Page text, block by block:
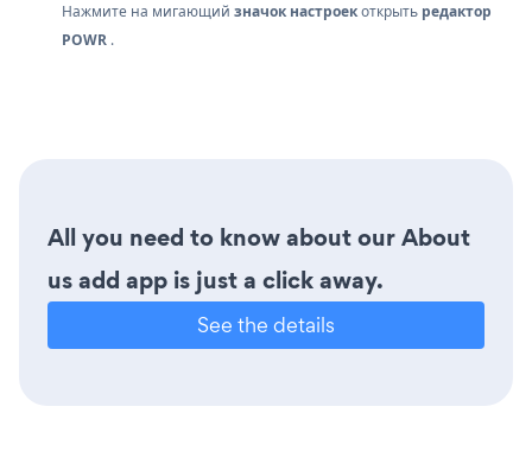
Нажмите на мигающий значок настроекоткрыть редактор
POWR .
All you need to know about our About
us add app is just a click away.
See the details